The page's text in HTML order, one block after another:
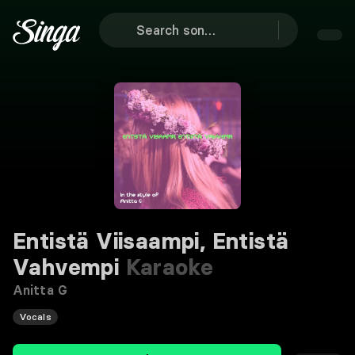
Entistä Viisaampi, Entistä
Vahvempi Karaoke
Anitta G
Vocals